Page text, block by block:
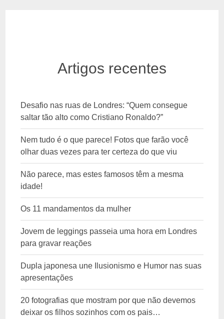
Artigos recentes
Desafio nas ruas de Londres: “Quem consegue
saltar tão alto como Cristiano Ronaldo?”
Nem tudo é o que parece! Fotos que farão você
olhar duas vezes para ter certeza do que viu
Não parece, mas estes famosos têm a mesma
idade!
Os 11 mandamentos da mulher
Jovem de leggings passeia uma hora em Londres
para gravar reações
Dupla japonesa une Ilusionismo e Humor nas suas
apresentações
20 fotografias que mostram por que não devemos
deixar os filhos sozinhos com os pais…